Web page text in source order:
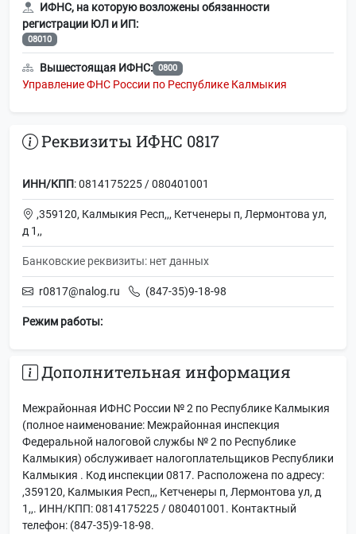
ИФНС, на которую возложены обязанности
регистрации ЮЛ и ИП:
08010
Вышестоящая ИФНС: 0800
Управление ФНС России по Республике Калмыкия
Реквизиты ИФНС 0817
ИНН/КПП: 0814175225 / 080401001
,359120, Калмыкия Респ,,, Кетченеры п, Лермонтова ул,
д 1,,
Банковские реквизиты: нет данных
r0817@nalog.ru (847-35)9-18-98
Режим работы:
Дополнительная информация
Межрайонная ИФНС России № 2 по Республике Калмыкия
(полное наименование: Межрайонная инспекция
Федеральной налоговой службы № 2 по Республике
Калмыкия) обслуживает налогоплательщиков Республики
Калмыкия . Код инспекции 0817. Расположена по адресу:
,359120, Калмыкия Респ,,, Кетченеры п, Лермонтова ул, д
1,,. ИНН/КПП: 0814175225 / 080401001. Контактный
телефон: (847-35)9-18-98.